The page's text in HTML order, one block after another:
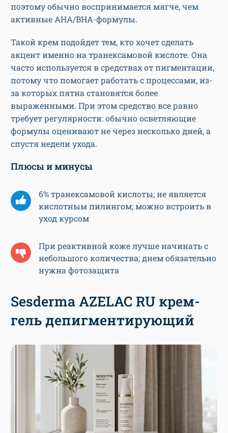
поэтому обычно воспринимается мягче, чем
активные AHA/BHA-формулы.
Такой крем подойдет тем, кто хочет сделать
акцент именно на транексамовой кислоте. Она
часто используется в средствах от пигментации,
потому что помогает работать с процессами, из-
за которых пятна становятся более
выраженными. При этом средство все равно
требует регулярности: обычно осветляющие
формулы оценивают не через несколько дней, а
спустя недели ухода.
Плюсы и минусы
6% транексамовой кислоты; не является
кислотным пилингом; можно встроить в
уход курсом
При реактивной коже лучше начинать с
небольшого количества; днем обязательно
нужна фотозащита
Sesderma AZELAC RU крем-
гель депигментирующий